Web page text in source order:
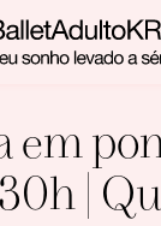
em
|